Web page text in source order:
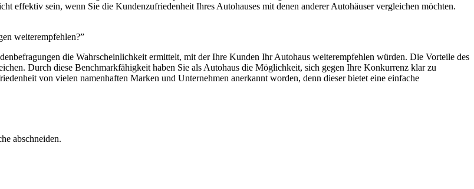
effektiv sein, wenn Sie die Kundenzufriedenheit Ihres Autohauses mit denen anderer Autohäuser vergleichen möchten.
weiterempfehlen?”
die Wahrscheinlichkeit ermittelt, mit der Ihre Kunden Ihr Autohaus weiterempfehlen würden. Die Vorteile des
Durch diese Benchmarkfähigkeit haben Sie als Autohaus die Möglichkeit, sich gegen Ihre Konkurrenz klar zu
von vielen namenhaften Marken und Unternehmen anerkannt worden, denn dieser bietet eine einfache
abschneiden.